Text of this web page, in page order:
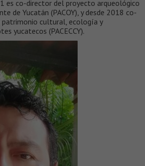
es co-director del proyecto arqueológico
de Yucatán (PACOY), y desde 2018 co-
cultural, ecología y
yucatecos (PACECCY).